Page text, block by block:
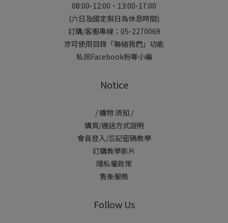
08:00-12:00、13:00-17:00
(六日及國定假日為休息時間)
訂購/客服專線：05-2270069
亦可使用目錄「聯絡我們」功能
私訊Facebook粉專小編
Notice
/ 購物 須知 /
購買/運送方式說明
會員登入/忘記密碼教學
訂購教學影片
隱私權政策
售後服務
Follow Us